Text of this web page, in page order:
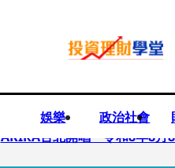
娛樂 政治社會
AKIRA台北開唱「令和8年8月